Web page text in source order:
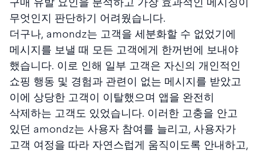
무엇인지 판단하기 어려웠습니다.
더구나, amondz는 고객을 세분화할 수 없었기에
메시지를 보낼 때 모든 고객에게 한꺼번에 보내야
했습니다. 이로 인해 일부 고객은 자신의 개인적인
쇼핑 행동 및 경험과 관련이 없는 메시지를 받았고
이에 상당한 고객이 이탈했으며 앱을 완전히
삭제하는 고객도 있었습니다. 이러한 고충을 안고
있던 amondz는 사용자 참여를 늘리고, 사용자가
고객 여정을 따라 자연스럽게 움직이도록 안내하고,